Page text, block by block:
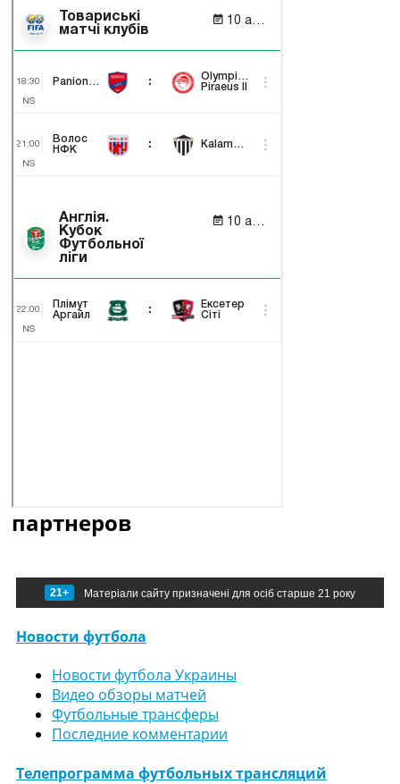
партнеров
21+ Матеріали сайту призначені для осіб старше 21 року
Новости футбола
Новости футбола Украины
Видео обзоры матчей
Футбольные трансферы
Последние комментарии
Телепрограмма футбольных трансляций